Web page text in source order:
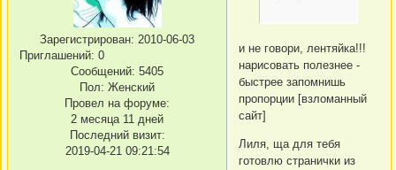
Зарегистрирован: 2010-06-03
Приглашений: 0
Сообщений: 5405
Пол: Женский
Провел на форуме:
2 месяца 11 дней
Последний визит:
2019-04-21 09:21:54
и не говори, лентяйка!!!
нарисовать полезнее -
быстрее запомнишь
пропорции [взломанный
сайт]
Лиля, ща для тебя
готовлю странички из